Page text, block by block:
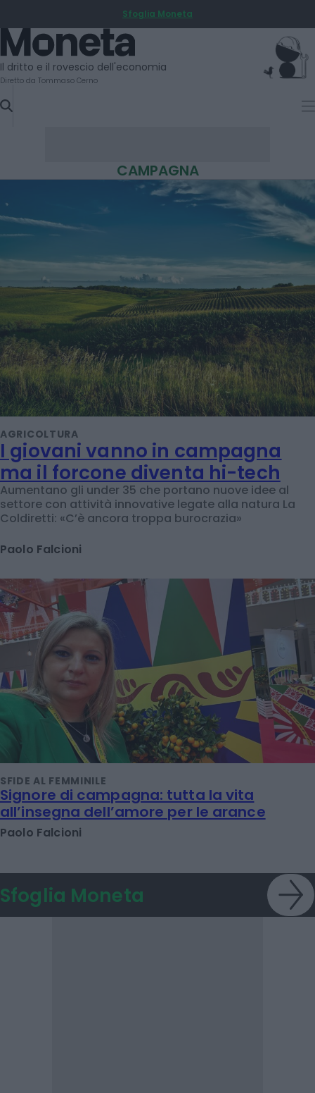
TO
CONTENT
Sfoglia Moneta
Moneta
Il dritto e il rovescio dell'economia
Diretto da Tommaso Cerno
CAMPAGNA
AGRICOLTURA
I giovani vanno in campagna
ma il forcone diventa hi-tech
Aumentano gli under 35 che portano nuove idee al
settore con attività innovative legate alla natura La
Coldiretti: «C’è ancora troppa burocrazia»
Paolo Falcioni
SFIDE AL FEMMINILE
Signore di campagna: tutta la vita
all’insegna dell’amore per le arance
Paolo Falcioni
Sfoglia Moneta